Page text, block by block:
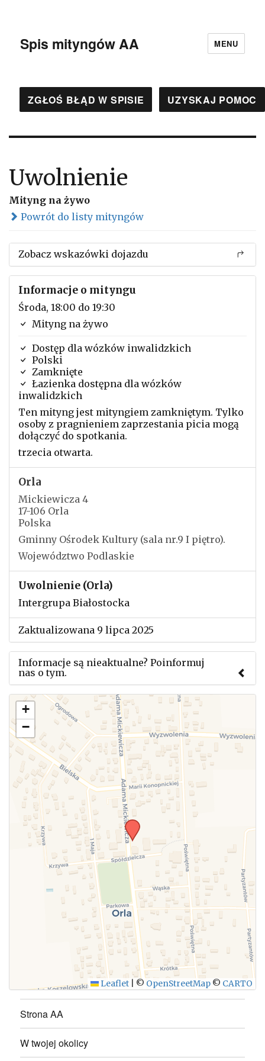
Spis mityngów AA MENU
ZGŁOŚ BŁĄD W SPISIE UZYSKAJ POMOC
Uwolnienie
Mityng na żywo
Powrót do listy mityngów
Zobacz wskazówki dojazdu
Informacje o mityngu
Środa, 18:00 do 19:30
Mityng na żywo
Dostęp dla wózków inwalidzkich
Polski
Zamknięte
Łazienka dostępna dla wózków
inwalidzkich
Ten mityng jest mityngiem zamkniętym. Tylko
osoby z pragnieniem zaprzestania picia mogą
dołączyć do spotkania.
trzecia otwarta.
Orla
Mickiewicza 4
17-106 Orla
Polska
Gminny Ośrodek Kultury (sala nr.9 I piętro).
Województwo Podlaskie
Uwolnienie (Orla)
Intergrupa Białostocka
Zaktualizowana 9 lipca 2025
Informacje są nieaktualne? Poinformuj
nas o tym.
Użyj tego formularza aby przesłać informację o
zmianach w powyższym mityngu.
WYŚLIJ
+
−
Leaflet © OpenStreetMap © CARTO
Strona AA
W twojej okolicy